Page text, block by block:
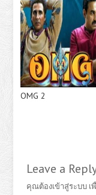
OMG 2
Leave a
คุณต้องเข้าสู่ระบบ เ